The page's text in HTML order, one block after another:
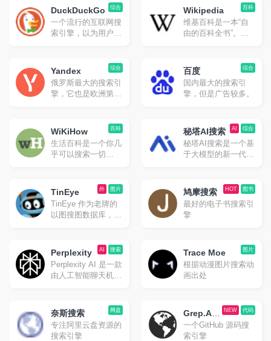
高。
综合
DuckDuckGo
一个流行的互联网搜
索引擎，以为用户提
答案、更少的混乱和
真正的隐私的卓越搜
索体验。在默认情况
下，不会跟踪你的搜
踪你。
百科
Wikipedia
维基百科是一本“自
由的百科全书”。虽
实用。
综合
Yandex
俄罗斯最大的搜索引
擎，它也是欧洲第二
文结果可能不太准
确。无广告。
综合
百度
国内最大的搜索引
擎，但是广告较多。
百科
WiKiHow
生活百科是一个你几
乎可以搜索一切
香」这样的日常问
题，还是「如何找到
人生的意义」这样的
哲学问题。如果不会
在上面搜一搜往往就
会有惊喜。甚至当作
茶余饭后随便网上冲
综合
AI
秘塔AI搜索
秘塔AI搜索是一个基
于大模型的新一代智
无广告、高质量的搜
索结果，让用户快速
直达所需信息
图片
外
TinEye
TinEye 作为老牌的
以图搜图数据库，如
高分辨率的图片，使
用起来感觉还是相当
靠谱的。
图书
HOT
鸠摩搜索
最好的电子书搜索引
擎
搜索
AI
Perplexity
Perplexity AI 是一款
由人工智能聊天机器
自然语言预测文字回
答查询。类似国内的
秘塔搜
图片
Trace Moe
根据动漫图片搜索动
画出处
网盘
奈斯搜索
专注阿里云盘资源的
搜索引擎
代码
NEW
Grep.Ap
p
一个GitHub 源码搜
索引擎